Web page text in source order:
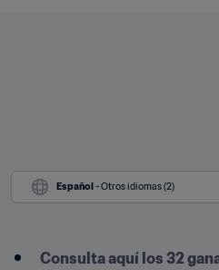
Español - Otros idiomas (2)
Consulta aquí los 32